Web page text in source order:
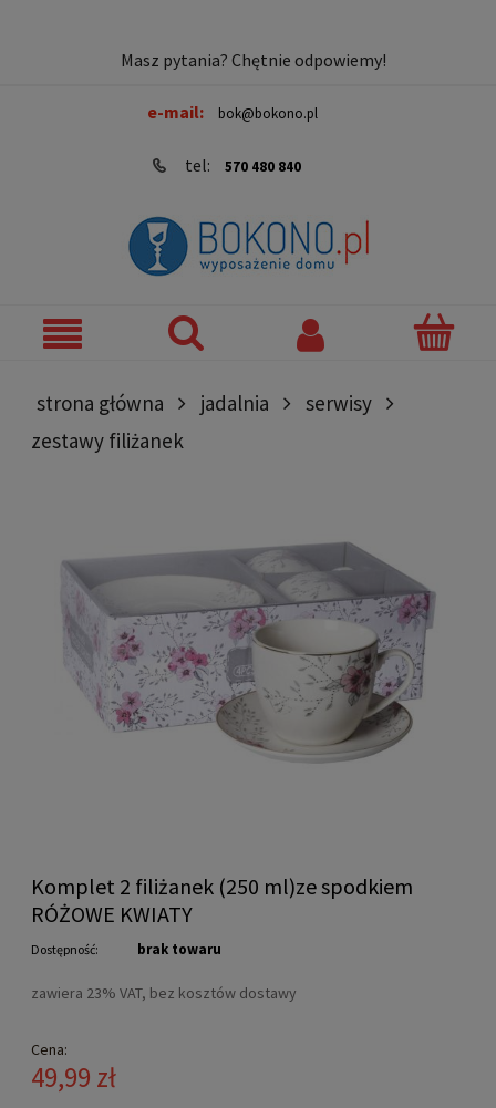
Masz pytania? Chętnie odpowiemy!
e-mail: bok@bokono.pl
tel: 570 480 840
strona główna jadalnia
serwisy
zestawy filiżanek
Komplet 2 filiżanek (250 ml)ze spodkiem
RÓŻOWE KWIATY
Dostępność: brak towaru
zawiera 23% VAT, bez kosztów dostawy
Cena:
49,99 zł